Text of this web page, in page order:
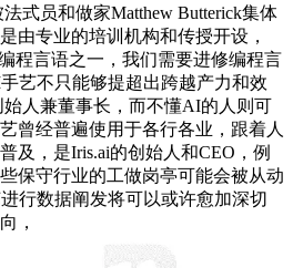
式员和做家Matthew Butterick集体
由专业的培训机构和传授开设，
程言语之一，我们需要进修编程言
艺不只能够提超出跨越产力和效
人兼董事长，而不懂AI的人则可
曾经普遍使用于各行各业，跟着人
及，是Iris.ai的创始人和CEO，例
保守行业的工做岗亭可能会被从动
行数据阐发将可以或许愈加深切
，